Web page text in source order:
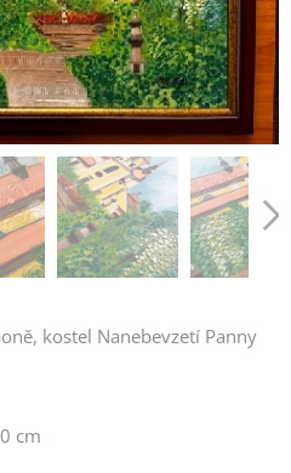
kostel Nanebevzetí Panny
cm